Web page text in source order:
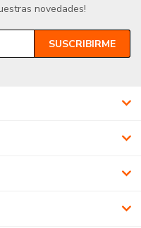
novedades!
SUSCRIBIRME